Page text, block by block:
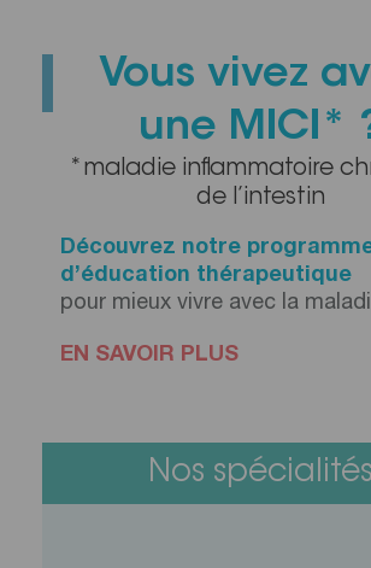
Vous vivez
une MICI*
*maladie inflammatoire
de l’intestin
Découvrez notre
d’éducation thérapeutique
pour mieux vivre avec la
EN SAVOIR PLUS
Nos spécialités